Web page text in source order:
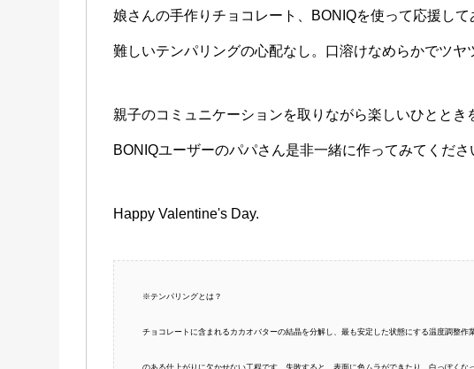
娘さんの手作りチョコレート、BONIQを使って応援して
難しいテンパリングの心配なし。口溶けなめらかでツヤ
親子のコミュニケーションを取りながら楽しいひととき
BONIQユーザーのパパさん是非一緒に作ってみてくださ
Happy Valentine's Day.
※テンパリングとは？
チョコレートに含まれるカカオバターの結晶を分解し、最も安定した状態にする温度調整
のある仕上がりに欠かせない工程です。失敗すると、表面に色ムラができたり、白っぽくな